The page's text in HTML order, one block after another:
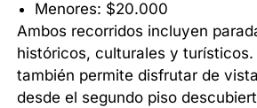
Menores: $20.000
Ambos recorridos incluyen
históricos, culturales y turísticos.
también permite disfrutar de
desde el segundo piso